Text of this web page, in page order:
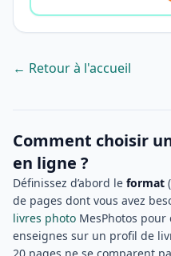
← Retour à l'accueil
Comment choisir
en ligne ?
Définissez d’abord le format
de pages dont vous avez
livres photo MesPhotos
enseignes sur un profil de